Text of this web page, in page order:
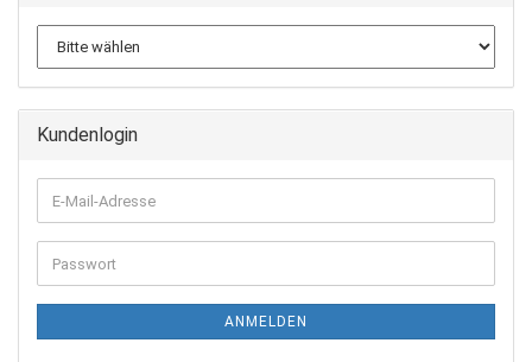
Kundenlogin
E-
Mail-
Adresse
Passwort
ANMELDEN